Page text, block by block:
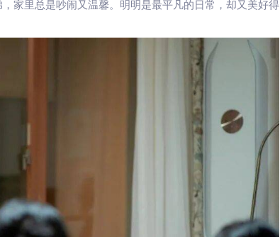
家里总是吵闹又温馨。明明是最平凡的日常，却又美好得